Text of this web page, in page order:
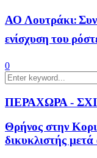
ΑΟ Λουτράκι:
ενίσχυση του
0
Search
for:
ΠΕΡΑΧΩΡΑ -
Θρήνος στην
δικυκλιστής